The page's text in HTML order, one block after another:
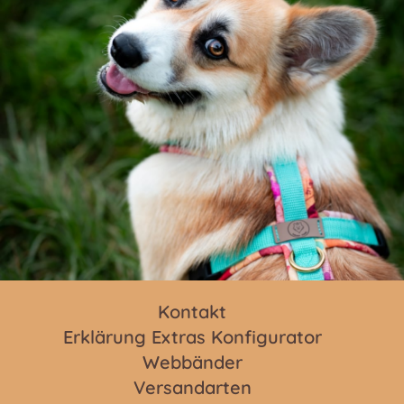
Kontakt
Erklärung Extras Konfigurator
Webbänder
Versandarten